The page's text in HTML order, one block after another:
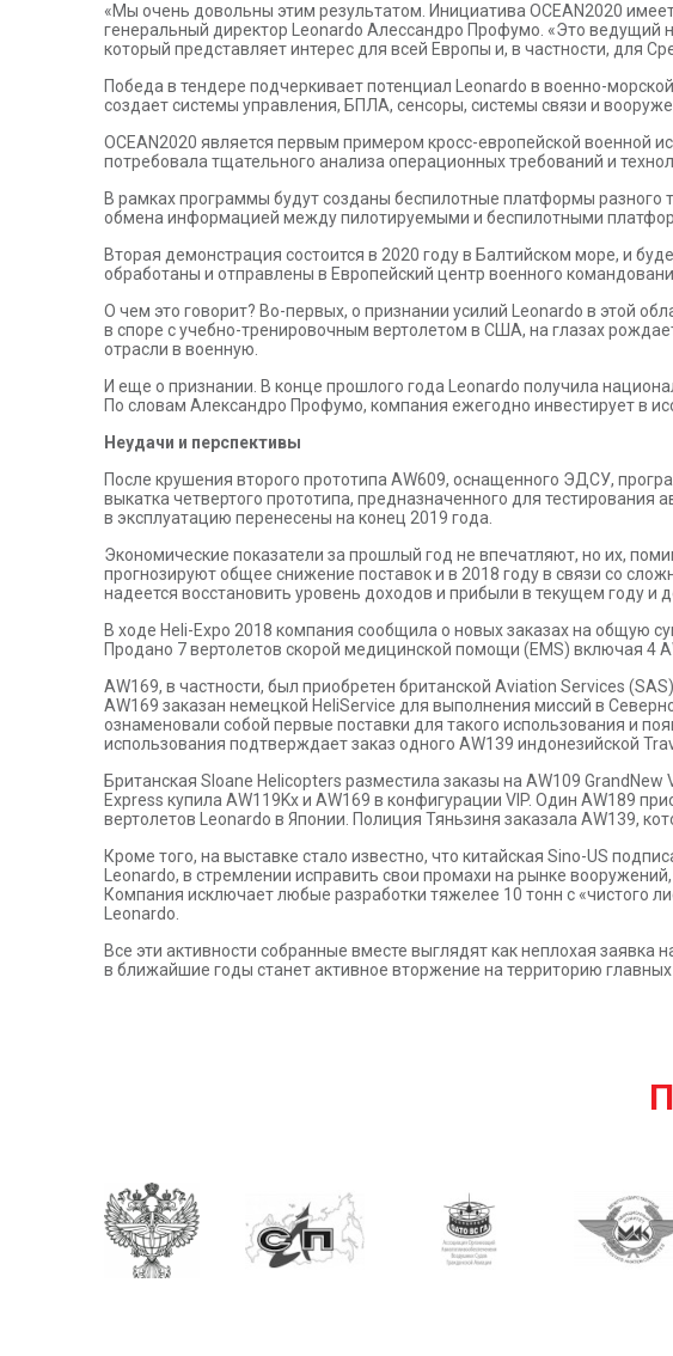
«Мы очень довольны этим результатом. Инициатива OCEAN2020
генеральный директор Leonardo Алессандро Профумо. «Это ведущий
который представляет интерес для всей Европы и, в частности, для
Победа в тендере подчеркивает потенциал Leonardo в военно-
создает системы управления, БПЛА, сенсоры, системы связи и
OCEAN2020 является первым примером кросс-европейской военной
потребовала тщательного анализа операционных требований и
В рамках программы будут созданы беспилотные платформы разного
обмена информацией между пилотируемыми и беспилотными
Вторая демонстрация состоится в 2020 году в Балтийском море, и
обработаны и отправлены в Европейский центр военного
О чем это говорит? Во-первых, о признании усилий Leonardo в этой
в споре с учебно-тренировочным вертолетом в США, на глазах
отрасли в военную.
И еще о признании. В конце прошлого года Leonardo получила
По словам Александро Профумо, компания ежегодно инвестирует в
Неудачи и перспективы
После крушения второго прототипа AW609, оснащенного ЭДСУ,
выкатка четвертого прототипа, предназначенного для
в эксплуатацию перенесены на конец 2019 года.
Экономические показатели за прошлый год не впечатляют, но их,
прогнозируют общее снижение поставок и в 2018 году в связи со
надеется восстановить уровень доходов и прибыли в текущем году и
В ходе Heli-Expo 2018 компания сообщила о новых заказах на общую
Продано 7 вертолетов скорой медицинской помощи (EMS) включая 4
AW169, в частности, был приобретен британской Aviation Services
AW169 заказан немецкой HeliService для выполнения миссий в
ознаменовали собой первые поставки для такого использования и
использования подтверждает заказ одного AW139 индонезийской
Британская Sloane Helicopters разместила заказы на AW109
Express купила AW119Kx и AW169 в конфигурации VIP. Один AW189
вертолетов Leonardo в Японии. Полиция Тяньзиня заказала AW139,
Кроме того, на выставке стало известно, что китайская Sino-US
Leonardo, в стремлении исправить свои промахи на рынке
Компания исключает любые разработки тяжелее 10 тонн с «чистого
Leonardo.
Все эти активности собранные вместе выглядят как неплохая
в ближайшие годы станет активное вторжение на территорию главных